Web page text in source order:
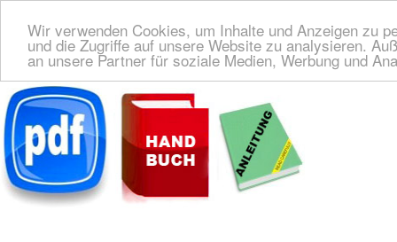
Wir verwenden Cookies, um Inhalte und Anzeigen zu
und die Zugriffe auf unsere Website zu analysieren.
an unsere Partner für soziale Medien, Werbung und
Deutsche Bedienungsanleitung Downloaden | Wir finden für Sie das deutsches